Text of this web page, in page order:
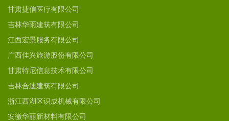
甘肃捷信医疗有限公司
吉林华雨建筑有限公司
江西宏景服务有限公司
广西佳兴旅游股份有限公司
甘肃特尼信息技术有限公司
吉林合迪建筑有限公司
浙江西湖区识成机械有限公司
安徽华丽新材料有限公司